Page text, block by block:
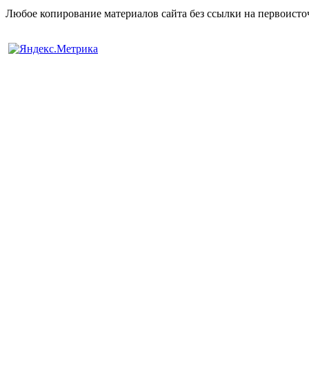
Любое копирование материалов сайта без ссылки на